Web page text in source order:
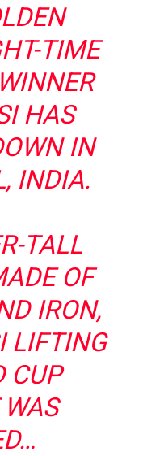
TIME
HAS
IN
INDIA.
TALL
OF
IRON,
LIFTING
CUP